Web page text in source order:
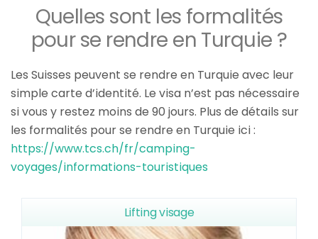
Quelles sont les formalités
pour se rendre en Turquie ?
Les Suisses peuvent se rendre en Turquie avec leur
simple carte d’identité. Le visa n’est pas nécessaire
si vous y restez moins de 90 jours. Plus de détails sur
les formalités pour se rendre en Turquie ici :
https://www.tcs.ch/fr/camping-
voyages/informations-touristiques
Lifting visage